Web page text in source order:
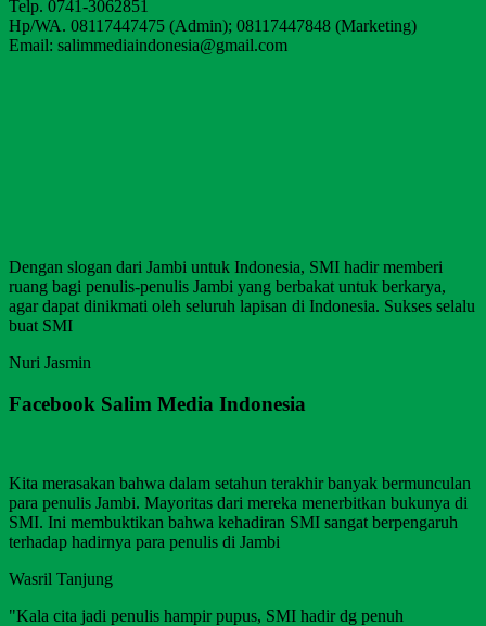
Telp. 0741-3062851
Hp/WA. 08117447475 (Admin); 08117447848 (Marketing)
Email: salimmediaindonesia@gmail.com
Dengan slogan dari Jambi untuk Indonesia, SMI hadir memberi
ruang bagi penulis-penulis Jambi yang berbakat untuk berkarya,
agar dapat dinikmati oleh seluruh lapisan di Indonesia. Sukses selalu
buat SMI
Nuri Jasmin
Facebook Salim Media Indonesia
Kita merasakan bahwa dalam setahun terakhir banyak bermunculan
para penulis Jambi. Mayoritas dari mereka menerbitkan bukunya di
SMI. Ini membuktikan bahwa kehadiran SMI sangat berpengaruh
terhadap hadirnya para penulis di Jambi
Wasril Tanjung
"Kala cita jadi penulis hampir pupus, SMI hadir dg penuh